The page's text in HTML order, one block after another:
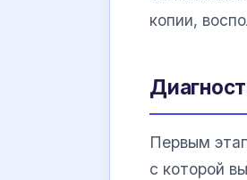
копии,
Первым
с которой